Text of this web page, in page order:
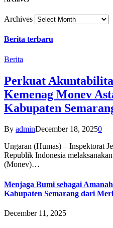
Archives
Berita terbaru
Berita
Perkuat
Kemenag Monev
Kabupaten
By adminDecember 18, 20250
Ungaran (Humas) – Inspektorat
Republik Indonesia
(Monev)…
Menjaga Bumi sebagai
Kabupaten Semarang dari
December 11, 2025